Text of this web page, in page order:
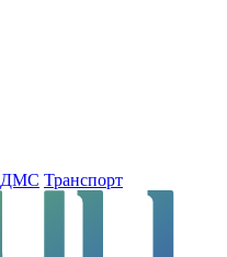
ДМС Транспорт